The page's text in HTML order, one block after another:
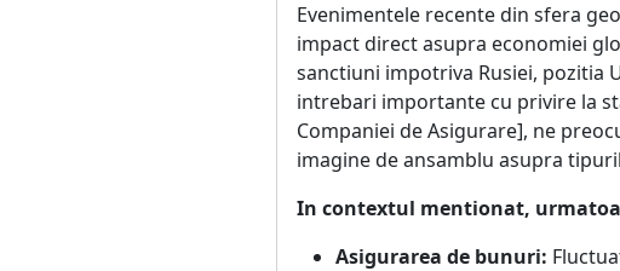
Evenimentele recente din sfera
impact direct asupra economiei
sanctiuni impotriva Rusiei, pozitia
intrebari importante cu privire la
Companiei de Asigurare], ne
imagine de ansamblu asupra
In contextul mentionat,
Asigurarea de bunuri: